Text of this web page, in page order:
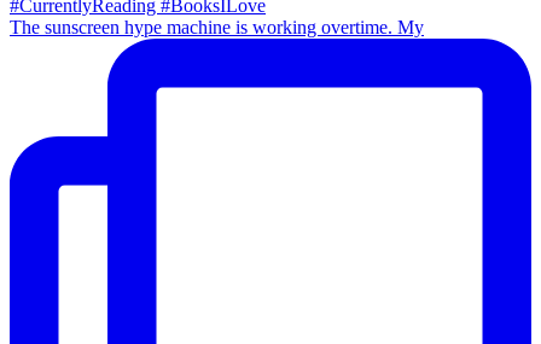
The sunscreen hype machine is working overtime. My